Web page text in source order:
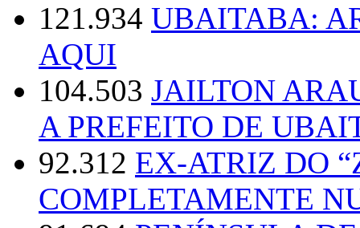
121.934 UBAITABA:
AQUI
104.503 JAILTON
A PREFEITO DE
92.312 EX-ATRIZ DO
COMPLETAMENTE